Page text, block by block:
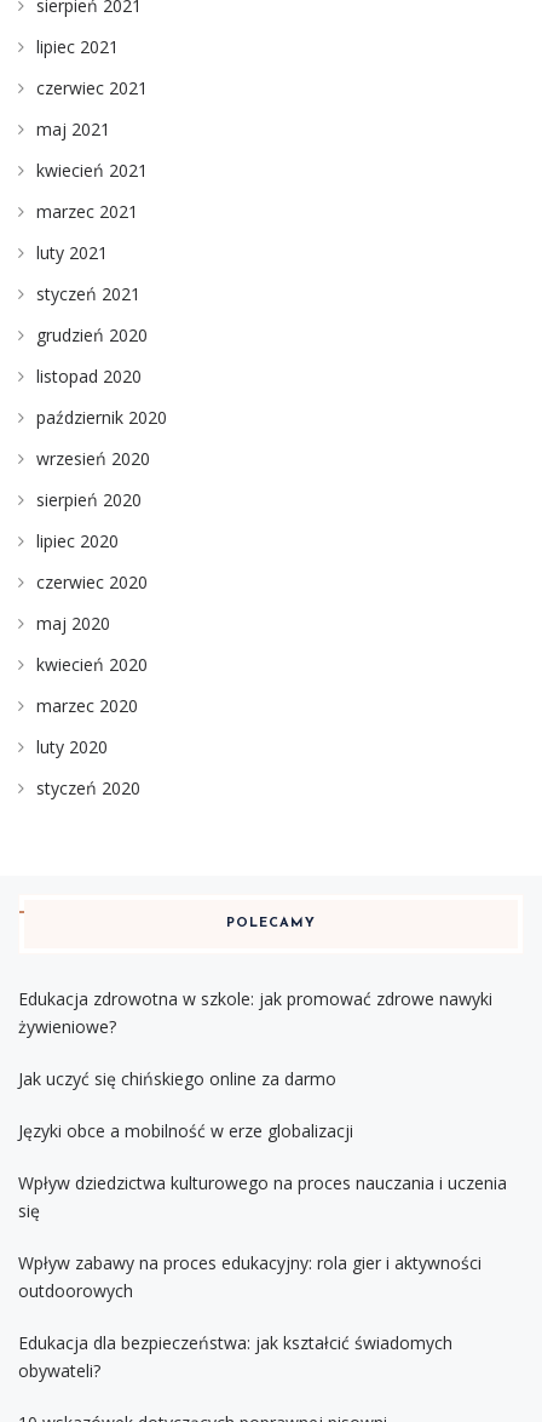
sierpień 2021
lipiec 2021
czerwiec 2021
maj 2021
kwiecień 2021
marzec 2021
luty 2021
styczeń 2021
grudzień 2020
listopad 2020
październik 2020
wrzesień 2020
sierpień 2020
lipiec 2020
czerwiec 2020
maj 2020
kwiecień 2020
marzec 2020
luty 2020
styczeń 2020
POLECAMY
Edukacja zdrowotna w szkole: jak promować zdrowe nawyki
żywieniowe?
Jak uczyć się chińskiego online za darmo
Języki obce a mobilność w erze globalizacji
Wpływ dziedzictwa kulturowego na proces nauczania i uczenia
się
Wpływ zabawy na proces edukacyjny: rola gier i aktywności
outdoorowych
Edukacja dla bezpieczeństwa: jak kształcić świadomych
obywateli?